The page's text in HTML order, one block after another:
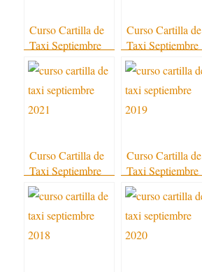
Curso Cartilla de
Taxi Septiembre
2023
Curso Cartilla de
Taxi Septiembre
2022
Curso Cartilla de
Taxi Septiembre
2021
Curso Cartilla de
Taxi Septiembre
2019